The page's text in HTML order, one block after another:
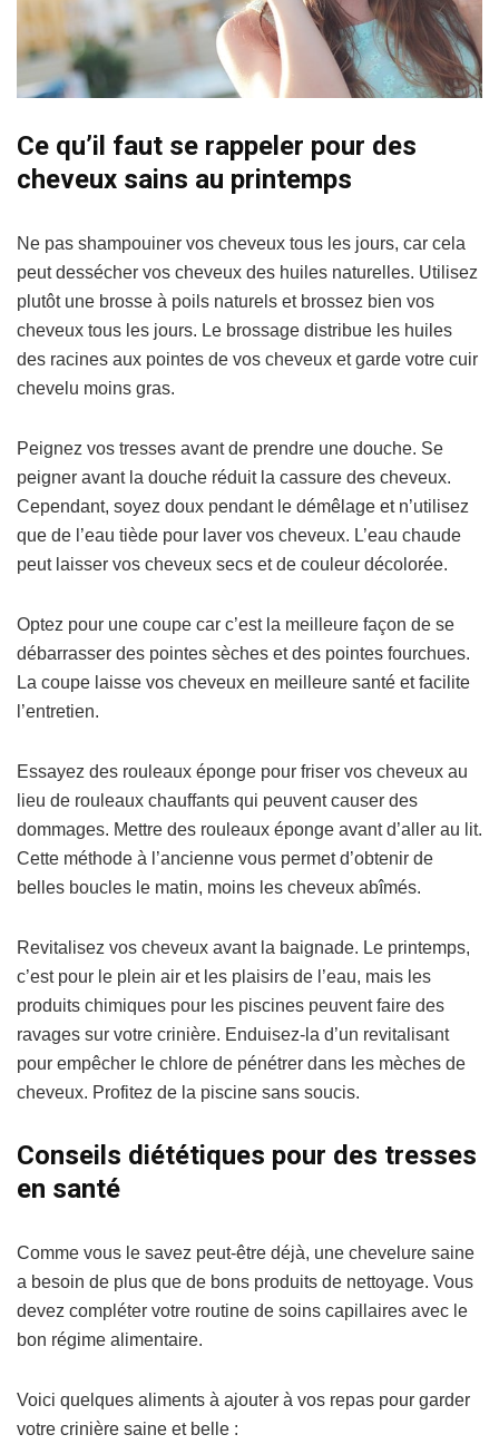
Ce qu’il faut se rappeler pour des
cheveux sains au printemps
Ne pas shampouiner vos cheveux tous les jours, car cela
peut dessécher vos cheveux des huiles naturelles. Utilisez
plutôt une brosse à poils naturels et brossez bien vos
cheveux tous les jours. Le brossage distribue les huiles
des racines aux pointes de vos cheveux et garde votre cuir
chevelu moins gras.
Peignez vos tresses avant de prendre une douche. Se
peigner avant la douche réduit la cassure des cheveux.
Cependant, soyez doux pendant le démêlage et n’utilisez
que de l’eau tiède pour laver vos cheveux. L’eau chaude
peut laisser vos cheveux secs et de couleur décolorée.
Optez pour une coupe car c’est la meilleure façon de se
débarrasser des pointes sèches et des pointes fourchues.
La coupe laisse vos cheveux en meilleure santé et facilite
l’entretien.
Essayez des rouleaux éponge pour friser vos cheveux au
lieu de rouleaux chauffants qui peuvent causer des
dommages. Mettre des rouleaux éponge avant d’aller au lit.
Cette méthode à l’ancienne vous permet d’obtenir de
belles boucles le matin, moins les cheveux abîmés.
Revitalisez vos cheveux avant la baignade. Le printemps,
c’est pour le plein air et les plaisirs de l’eau, mais les
produits chimiques pour les piscines peuvent faire des
ravages sur votre crinière. Enduisez-la d’un revitalisant
pour empêcher le chlore de pénétrer dans les mèches de
cheveux. Profitez de la piscine sans soucis.
Conseils diététiques pour des tresses
en santé
Comme vous le savez peut-être déjà, une chevelure saine
a besoin de plus que de bons produits de nettoyage. Vous
devez compléter votre routine de soins capillaires avec le
bon régime alimentaire.
Voici quelques aliments à ajouter à vos repas pour garder
votre crinière saine et belle :